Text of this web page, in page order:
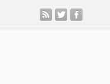
rss twitter